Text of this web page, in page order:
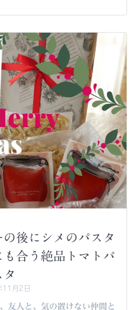
後にシメのパスタ
合う絶品トマトパ
タ
月2日
友人と、気の置けない仲間と